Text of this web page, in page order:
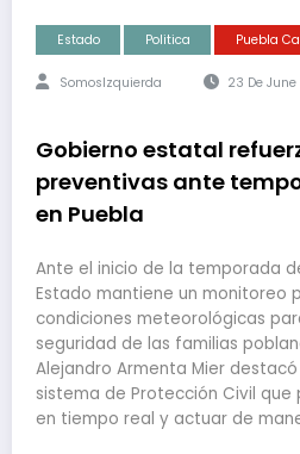
Estado Politica Puebla
SomosIzquierda 23 De
Gobierno estatal
preventivas ante
en Puebla
Ante el inicio de la temporada
Estado mantiene un monitoreo
condiciones meteorológicas
seguridad de las familias
Alejandro Armenta Mier
sistema de Protección Civil
en tiempo real y actuar de